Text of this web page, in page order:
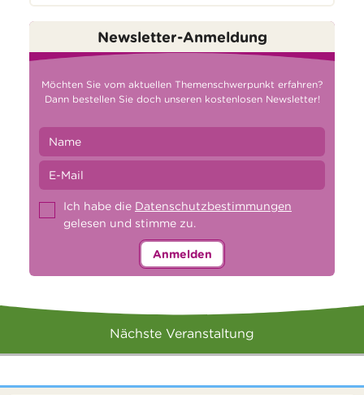
Newsletter-Anmeldung
Möchten Sie vom aktuellen Themenschwerpunkt erfahren?
Dann bestellen Sie doch unseren kostenlosen Newsletter!
Ich habe die Datenschutzbestimmungen
gelesen und stimme zu.
Anmelden
Nächste Veranstaltung